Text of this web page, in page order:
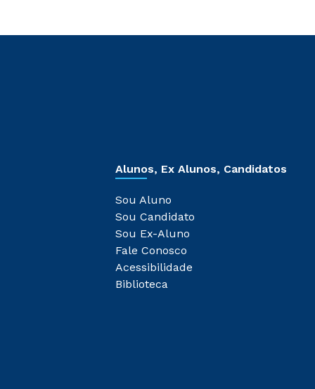
Alunos, Ex Alunos, Candidatos
Sou Aluno
Sou Candidato
Sou Ex-Aluno
Fale Conosco
Acessibilidade
Biblioteca